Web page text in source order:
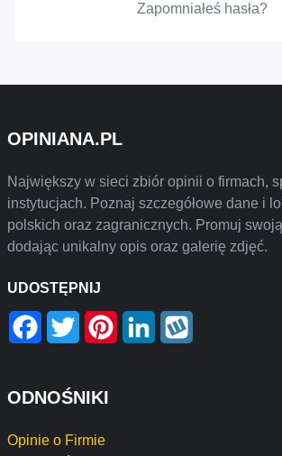
Zapomniałeś hasła?
OPINIANA.PL
Największy w sieci zbiór opinii o firmach,
instytucjach. Poznaj szczegółowe dane i
polskich oraz zagranicznych. Promuj
dodając unikalny opis oraz galerię zdjęć.
UDOSTĘPNIJ
Facebook
Twitter PinterestLinkedIn
ODNOŚNIKI
Opinie o Firmie